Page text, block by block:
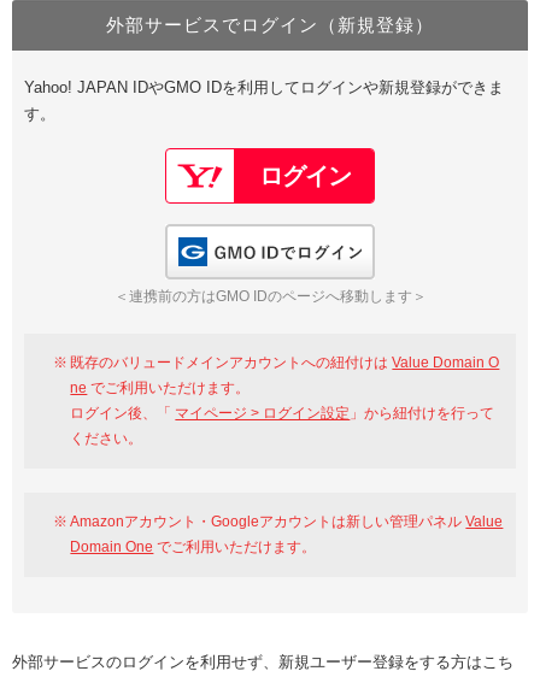
Value Domain Oneにログイン
Google
GMO ID Amazon
※AmazonはValue Domain Oneのログイン画面へ遷移します
Value Domain Oneアカウント作成
以下でも登録可能
Google Yahoo!
GMO ID
外部サービスでログイン（新規登録）
Yahoo! JAPAN IDやGMO IDを利用してログインや新規登録ができま
す。
＜連携前の方はGMO IDのページへ移動します＞
既存のバリュードメインアカウントへの紐付けはValue Domain O
ne でご利用いただけます。
ログイン後、「 マイページ > ログイン設定 」から紐付けを行って
ください。
Amazonアカウント・Googleアカウントは新しい管理パネルValue
Domain One でご利用いただけます。
外部サービスのログインを利用せず、新規ユーザー登録をする方はこち